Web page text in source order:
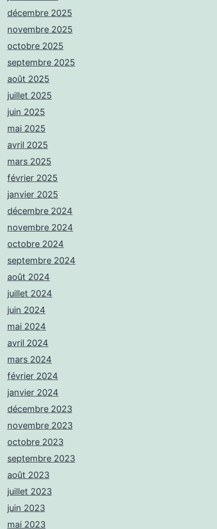
décembre 2025
novembre 2025
octobre 2025
septembre 2025
août 2025
juillet 2025
juin 2025
mai 2025
avril 2025
mars 2025
février 2025
janvier 2025
décembre 2024
novembre 2024
octobre 2024
septembre 2024
août 2024
juillet 2024
juin 2024
mai 2024
avril 2024
mars 2024
février 2024
janvier 2024
décembre 2023
novembre 2023
octobre 2023
septembre 2023
août 2023
juillet 2023
juin 2023
mai 2023